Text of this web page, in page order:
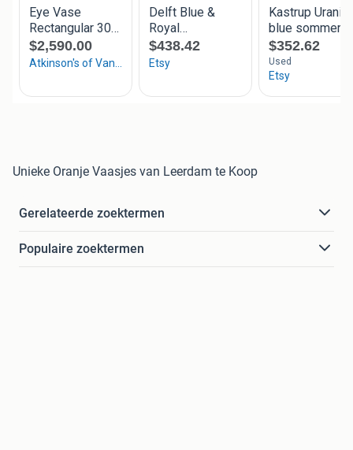
Unieke Oranje Vaasjes van Leerdam te Koop
Gerelateerde zoektermen
Populaire zoektermen